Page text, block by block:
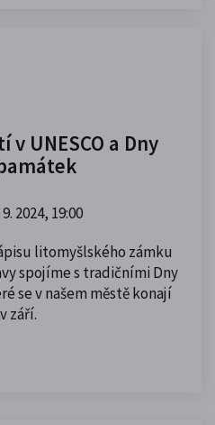
UNESCO a Dny
9. 2024, 19:00
litomyšlského zámku
spojíme s tradičními Dny
se v našem městě konají
září.